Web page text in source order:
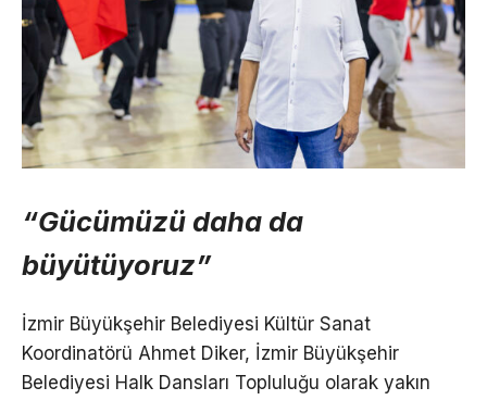
“Gücümüzü daha da
büyütüyoruz”
İzmir Büyükşehir Belediyesi Kültür Sanat
Koordinatörü Ahmet Diker, İzmir Büyükşehir
Belediyesi Halk Dansları Topluluğu olarak yakın